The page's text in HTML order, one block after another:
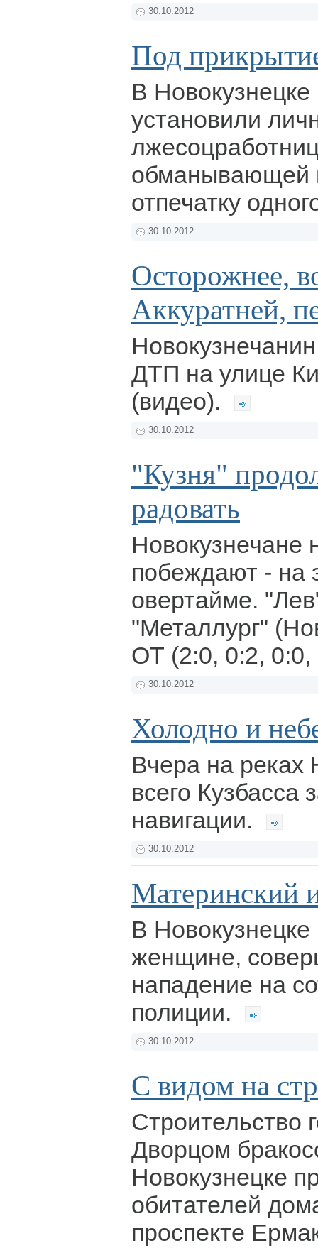
30.10.2012
Под
В Новокузнецке
установили
обманывающей
отпечатку
30.10.2012
Осторожнее,
Аккуратней,
ДТП на улице
(видео).
30.10.2012
"Кузня"
радовать
Новокузнечане
побеждают - на
овертайме.
"Металлург"
ОТ (2:0, 0:2,
30.10.2012
Холодно и
Вчера на реках
всего Кузбасса
навигации.
30.10.2012
Материнский
В
женщине,
нападение на
полиции.
30.10.2012
С видом на
Строительство
Дворцом
Новокузнецке
обитателей
проспекте